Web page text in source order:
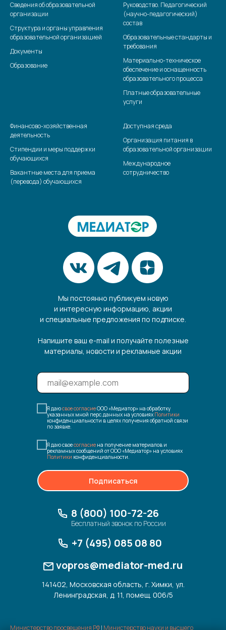
Сведения об образовательной
организации
Структура и органы управления
образовательной организацией
Документы
Образование
Руководство. Педагогический
(научно-педагогический)
состав
Образовательные стандарты и
требования
Материально-техническое
обеспечение и оснащенность
образовательного процесса
Платные образовательные
услуги
Финансово-хозяйственная
деятельность
Стипендии и меры поддержки
обучающихся
Вакантные места для приема
(перевода) обучающихся
Доступная среда
Организация питания в
образовательной организации
Международное
сотрудничество
Мы постоянно публикуем новую
и интересную информацию, акции
и специальные предложения по подписке.
Напишите ваш e-mail и получайте полезные
материалы, новости и рекламные акции
Я даюсвое согласиеООО «Медиатор» на обработку
указанных мной перс.данных на условиях Политики
конфиденциальности в целях получения обратной связи
по заявке.
Я даю своесогласие на получение материалов и
рекламных сообщений от ООО «Медиатор» на условиях
Политики конфиденциальности.
Подписаться
8 (800) 100-72-26
Бесплатный звонок по России
vopros@mediator-med.ru
141402, Московская область, г. Химки, ул.
Ленинградская, д. 11, помещ. 006/5
+7 (495) 085 08 80
Министерство просвещения РФ| Министерство науки и высшего